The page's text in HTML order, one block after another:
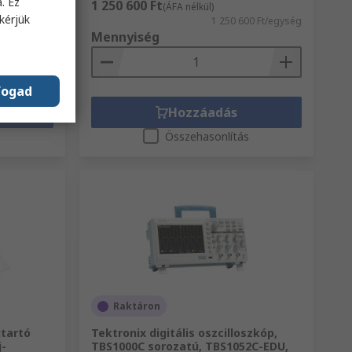
Ft/egység
1 250 600 Ft(ÁFA nélkül)
1 250 600 Ft/egység
Mennyiség
Hozzáadás
Összehasonlítás
Raktáron
Tektronix digitális oszcilloszkóp,
TBS1000C sorozatú, TBS1052C-EDU,